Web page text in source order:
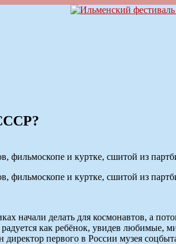
фильмоскопе и куртке, сшитой из
фильмоскопе и куртке, сшитой из
начали делать для космонавтов, а
как ребёнок, увидев любимые,
директор первого в России музея